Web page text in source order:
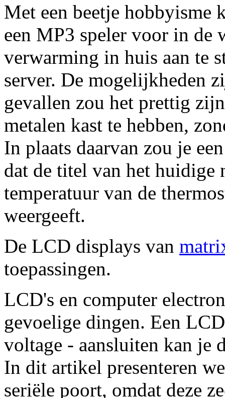
Met een beetje hobbyisme
een MP3 speler voor in de
verwarming in huis aan te
server. De mogelijkheden
gevallen zou het prettig
metalen kast te hebben,
In plaats daarvan zou je
dat de titel van het huidige
temperatuur van de
weergeeft.
De LCD displays van
toepassingen.
LCD's en computer
gevoelige dingen. Een
voltage - aansluiten kan je
In dit artikel presenteren
seriële poort, omdat deze